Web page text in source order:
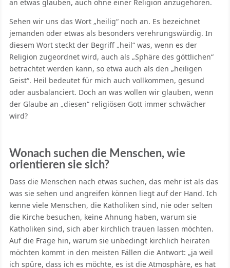
an etwas glauben, auch ohne einer Religion anzugehören.
Sehen wir uns das Wort „heilig“ noch an. Es bezeichnet
jemanden oder etwas als besonders verehrungswürdig. In
diesem Wort steckt der Begriff „heil“ was, wenn es der
Religion zugeordnet wird, auch als „Sphäre des göttlichen“
betrachtet werden kann, so etwa auch als den „heiligen
Geist“. Heil bedeutet für mich auch vollkommen, gesund
oder ausbalanciert. Doch an was wollen wir glauben, wenn
der Glaube an „diesen“ religiösen Gott immer schwächer
wird?
Wonach suchen die Menschen, wie
orientieren sie sich?
Dass die Menschen nach etwas suchen, das mehr ist als das
was sie sehen und angreifen können liegt auf der Hand. Ich
kenne viele Menschen, die Katholiken sind, nie oder selten
die Kirche besuchen, keine Ahnung haben, warum sie
Katholiken sind, sich aber kirchlich trauen lassen möchten.
Auf die Frage hin, warum sie unbedingt kirchlich heiraten
möchten kommt in den meisten Fällen die Antwort: „ja weil
ich spüre, dass ich es möchte, es ist die Atmosphäre, es hat